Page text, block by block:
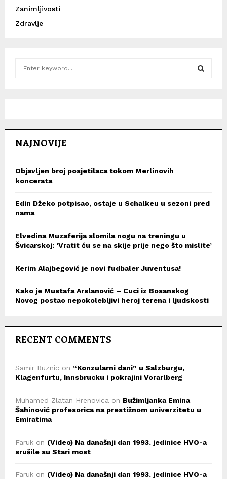
Zanimljivosti
Zdravlje
r
A
NAJNOVIJE
Objavljen broj posjetilaca tokom Merlinovih
koncerata
Edin Džeko potpisao, ostaje u Schalkeu u sezoni pred
nama
Elvedina Muzaferija slomila nogu na treningu u
Švicarskoj: ‘Vratit ću se na skije prije nego što mislite’
Kerim Alajbegović je novi fudbaler Juventusa!
Kako je Mustafa Arslanović – Cuci iz Bosanskog
Novog postao nepokolebljivi heroj terena i ljudskosti
RECENT COMMENTS
Samir Ruznic on “Konzularni dani” u Salzburgu,
Klagenfurtu, Innsbrucku i pokrajini Vorarlberg
Muhamed Zlatan Hrenovica on Bužimljanka Emina
Šahinović profesorica na prestižnom univerzitetu u
Emiratima
Faruk on (Video) Na današnji dan 1993. jedinice HVO-a
srušile su Stari most
Faruk on (Video) Na današnji dan 1993. jedinice HVO-a